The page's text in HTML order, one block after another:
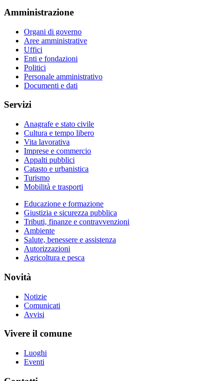
Amministrazione
Organi di governo
Aree amministrative
Uffici
Enti e fondazioni
Politici
Personale amministrativo
Documenti e dati
Servizi
Anagrafe e stato civile
Cultura e tempo libero
Vita lavorativa
Imprese e commercio
Appalti pubblici
Catasto e urbanistica
Turismo
Mobilità e trasporti
Educazione e formazione
Giustizia e sicurezza pubblica
Tributi, finanze e contravvenzioni
Ambiente
Salute, benessere e assistenza
Autorizzazioni
Agricoltura e pesca
Novità
Notizie
Comunicati
Avvisi
Vivere il comune
Luoghi
Eventi